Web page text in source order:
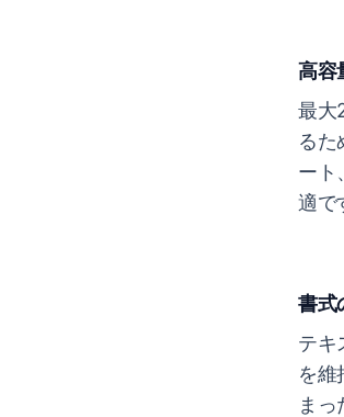
高容
最大
るた
ート
適で
書式
テキ
を維
まっ